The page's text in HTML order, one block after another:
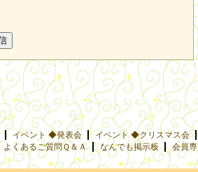
イベント ◆発表会
イベント ◆クリスマス会
よくあるご質問Ｑ＆Ａ なんでも掲示板
会員専